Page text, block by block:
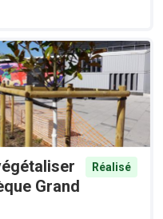
Grand
Réalisé